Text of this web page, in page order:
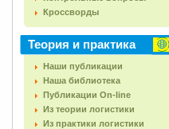
Кроссворды
Теория и практика
Наши публикации
Наша библиотека
Публикации On-line
Из теории логистики
Из практики логистики